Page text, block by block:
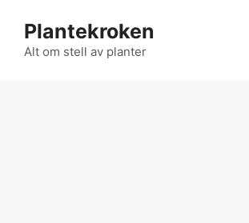
innhold
Plantekroken
Alt om stell av planter